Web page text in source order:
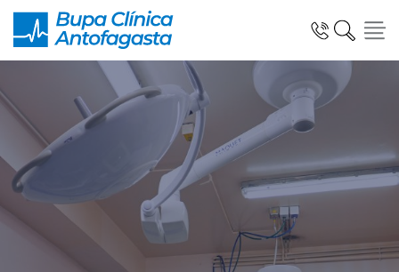
Click acá para ir directamente al contenido
Especialidades y Unidades Clinicas
Telemedicina Blua